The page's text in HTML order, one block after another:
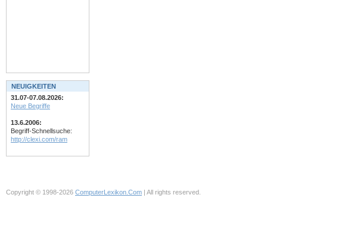
NEUIGKEITEN
31.07-07.08.2026:
Neue Begriffe
13.6.2006:
Begriff-Schnellsuche:
http://clexi.com/ram
Copyright © 1998-2026 ComputerLexikon.Com | All rights reserved.